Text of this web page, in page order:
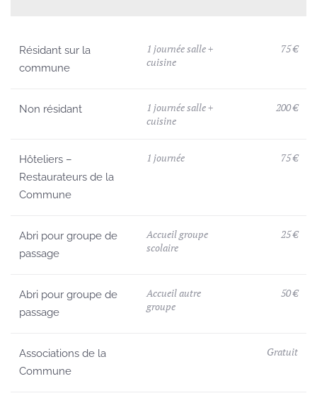
Résidant sur la
commune
1 journée salle +
cuisine
75 €
Non résidant
1 journée salle +
cuisine
200 €
Hôteliers –
Restaurateurs de la
Commune
1 journée 75 €
Abri pour groupe de
passage
Accueil groupe
scolaire
25 €
Abri pour groupe de
passage
Accueil autre
groupe
50 €
Associations de la
Commune
Gratuit